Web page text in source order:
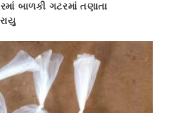
બાળકી ગટરમાં તણાતા